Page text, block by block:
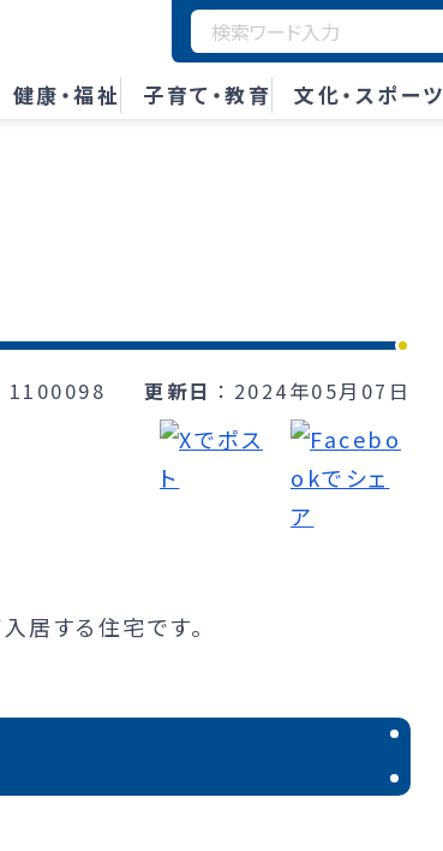
健康・福祉 子育て・教育 文化・スポーツ
1100098 更新日 2024年05月07日
居する住宅です。